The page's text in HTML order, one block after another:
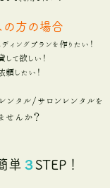
の方の場合
ィングプランを作りたい！
て欲しい！
頼したい！
ンタル/サロンレンタルを
せんか？
単 ３STEP！